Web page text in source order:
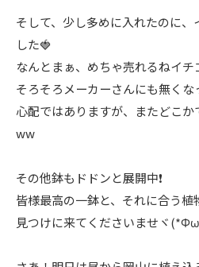
そして、少し多めに入れたのに
した🍓
なんとまぁ、めちゃ売れるねイ
そろそろメーカーさんにも無くな
心配ではありますが、またどこ
ww
その他鉢もドドンと展開中❗️
皆様最高の一鉢と、それに合う植
見つけに来てくださいませヾ